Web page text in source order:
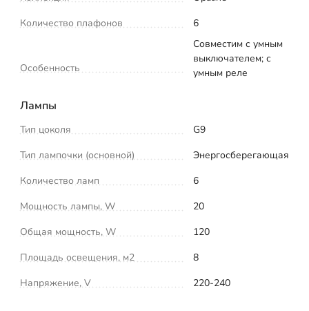
Количество плафонов
6
Особенность
Совместим с умным
выключателем; с
умным реле
Лампы
Тип цоколя
G9
Тип лампочки (основной)
Энергосберегающая
Количество ламп
6
Мощность лампы, W
20
Общая мощность, W
120
Площадь освещения, м2
8
Напряжение, V
220-240